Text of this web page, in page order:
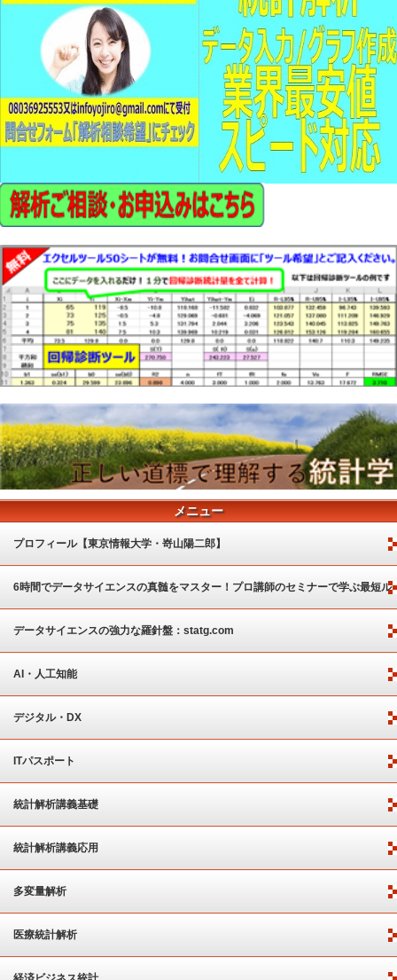
メニュー
プロフィール【東京情報大学・嵜山陽二郎】
6時間でデータサイエンスの真髄をマスター！プロ講師のセミナーで学ぶ最短ル
ート
データサイエンスの強力な羅針盤：statg.com
AI・人工知能
デジタル・DX
ITパスポート
統計解析講義基礎
統計解析講義応用
多変量解析
医療統計解析